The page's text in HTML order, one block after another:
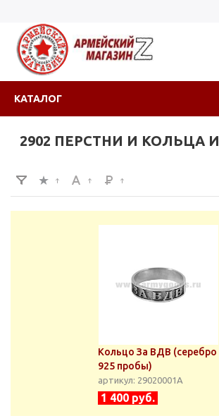
КАТАЛОГ
2902 ПЕРСТНИ И КОЛЬЦА
Кольцо За ВДВ (серебро
925 пробы)
артикул: 29020001А
1 400 руб.